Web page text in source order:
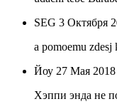
SEG 3 Октября
a pomoemu
Йоу 27 Мая
Хэппи энда не